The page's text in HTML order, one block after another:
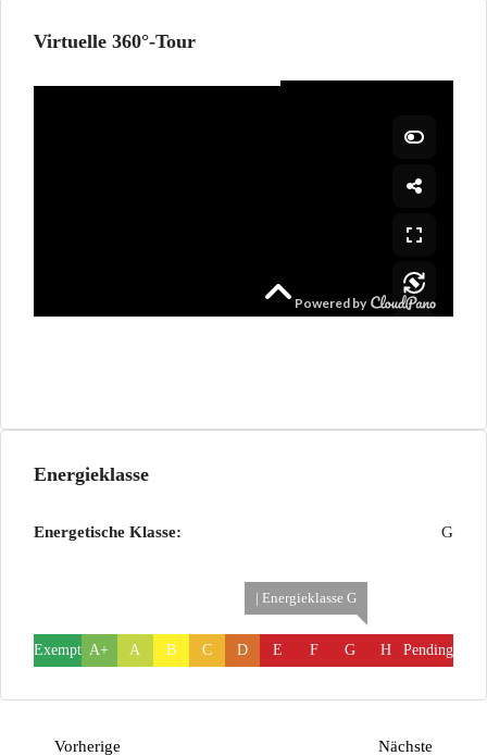
Virtuelle 360°-Tour
Energieklasse
Energetische Klasse: G
Exempt A+ A B C D E F
| Energieklasse G
G H Pending
Vorherige Nächste